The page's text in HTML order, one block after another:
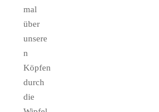
mal
über
unsere
n
Köpfen
durch
die